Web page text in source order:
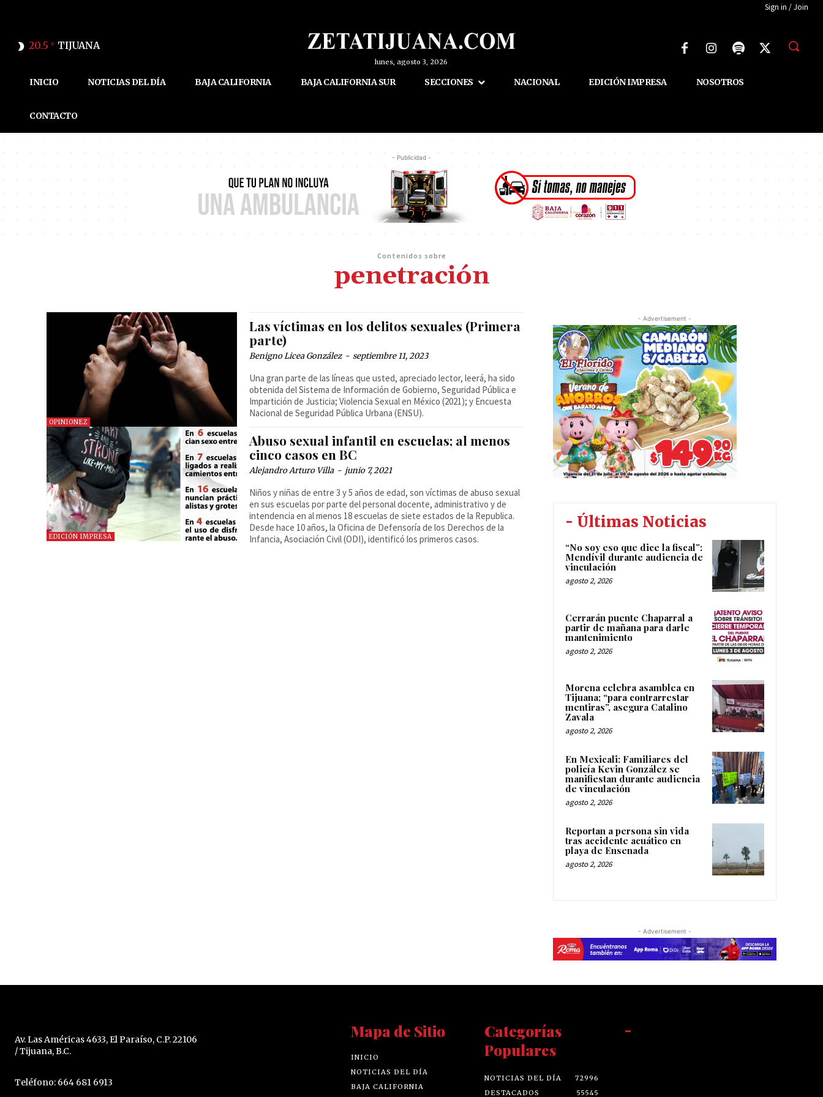
Sign in / Join
20.5 C TIJUANA
lunes, agosto 3, 2026
INICIO NOTICIAS DEL DÍA BAJA CALIFORNIA BAJA CALIFORNIA SUR SECCIONES NACIONAL EDICIÓN IMPRESA NOSOTROS
CONTACTO
- Publicidad -
Contenidos sobre
penetración
OPINIONEZ
Las víctimas en los delitos sexuales (Primera
parte)
Benigno Licea González - septiembre 11, 2023
Una gran parte de las líneas que usted, apreciado lector, leerá, ha sido
obtenida del Sistema de Información de Gobierno, Seguridad Pública e
Impartición de Justicia; Violencia Sexual en México (2021); y Encuesta
Nacional de Seguridad Pública Urbana (ENSU).
EDICIÓN IMPRESA
Abuso sexual infantil en escuelas; al menos
cinco casos en BC
Alejandro Arturo Villa - junio 7, 2021
Niños y niñas de entre 3 y 5 años de edad, son víctimas de abuso sexual
en sus escuelas por parte del personal docente, administrativo y de
intendencia en al menos 18 escuelas de siete estados de la Republica.
Desde hace 10 años, la Oficina de Defensoría de los Derechos de la
Infancia, Asociación Civil (ODI), identificó los primeros casos.
- Advertisement -
- Últimas Noticias
“No soy eso que dice la fiscal”:
Mendívil durante audiencia de
vinculación
agosto 2, 2026
Cerrarán puente Chaparral a
partir de mañana para darle
mantenimiento
agosto 2, 2026
Morena celebra asamblea en
Tijuana; “para contrarrestar
mentiras”, asegura Catalino
Zavala
agosto 2, 2026
En Mexicali: Familiares del
policía Kevin González se
manifiestan durante audiencia
de vinculación
agosto 2, 2026
Reportan a persona sin vida
tras accidente acuático en
playa de Ensenada
agosto 2, 2026
- Advertisement -
Av. Las Américas 4633, El Paraíso, C.P. 22106
/ Tijuana, B.C.
Teléfono: 664 681 6913
Mapa de Sitio
INICIO
NOTICIAS DEL DÍA
BAJA CALIFORNIA
Categorías
Populares
NOTICIAS DEL DÍA
72996
DESTACADOS
55545
-